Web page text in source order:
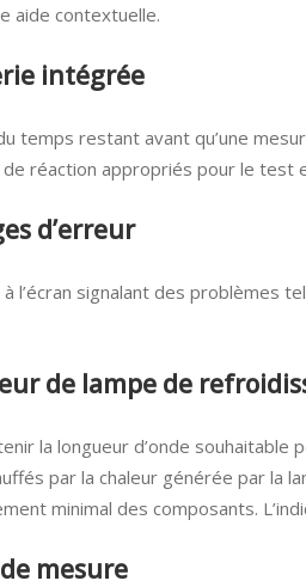
aide contextuelle.
intégrée
temps restant avant qu’une
réaction appropriés pour le test
d’erreur
l’écran signalant des problèmes
de lampe de
la longueur d’onde souhaitable
par la chaleur générée par la
minimal des composants.
mesure